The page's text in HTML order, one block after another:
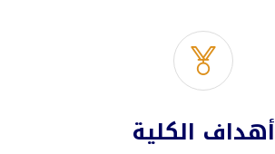
أهداف الكلية